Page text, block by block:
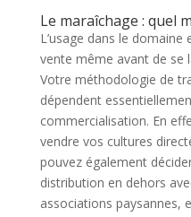
Le maraîchage : quel
L’usage dans le
vente même avant de se
Votre méthodologie de
dépendent
commercialisation. En
vendre vos cultures
pouvez également
distribution en dehors
associations paysannes,